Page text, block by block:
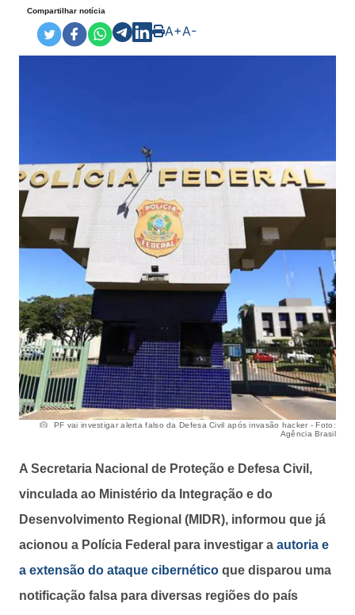
Compartilhar notícia
A+A-
PF vai investigar alerta falso da Defesa Civil após invasão hacker - Foto:
Agência Brasil
A Secretaria Nacional de Proteção e Defesa Civil,
vinculada ao Ministério da Integração e do
Desenvolvimento Regional (MIDR), informou que já
acionou a Polícia Federal para investigar a autoria e
a extensão do ataque cibernético que disparou uma
notificação falsa para diversas regiões do país